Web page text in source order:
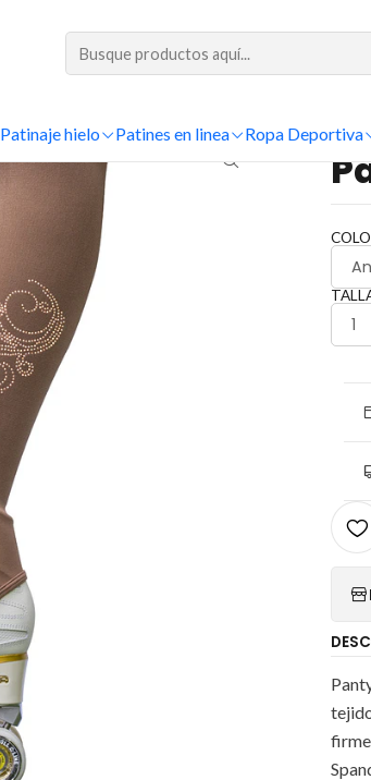
Patinaje hielo Patines en linea Ropa Deportiva
Patinaje Artístico
|
1